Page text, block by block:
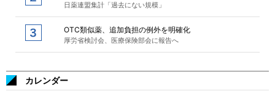
日薬連盟集計「過去にない規模」
OTC類似薬、追加負担の例外を明確化
厚労省検討会、医療保険部会に報告へ
カレンダー